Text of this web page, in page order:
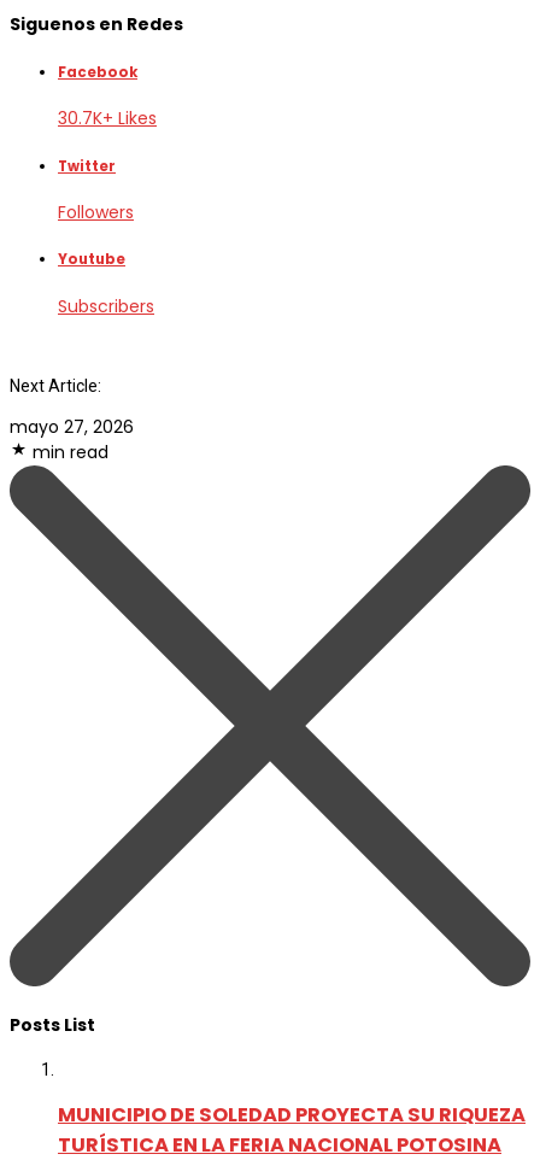
Siguenos en Redes
Facebook
30.7K+ Likes
Twitter
Followers
Youtube
Subscribers
Next Article:
mayo 27, 2026
min read
Posts List
MUNICIPIO DE SOLEDAD PROYECTA SU RIQUEZA
TURÍSTICA EN LA FERIA NACIONAL POTOSINA